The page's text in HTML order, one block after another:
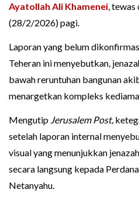
Ayatollah Ali Khamenei, tewas
(28/2/2026) pagi.
Laporan yang belum
Teheran ini menyebutkan,
bawah reruntuhan bangunan
menargetkan kompleks
Mengutip Jerusalem Post,
setelah laporan internal
visual yang menunjukkan
secara langsung kepada
Netanyahu.